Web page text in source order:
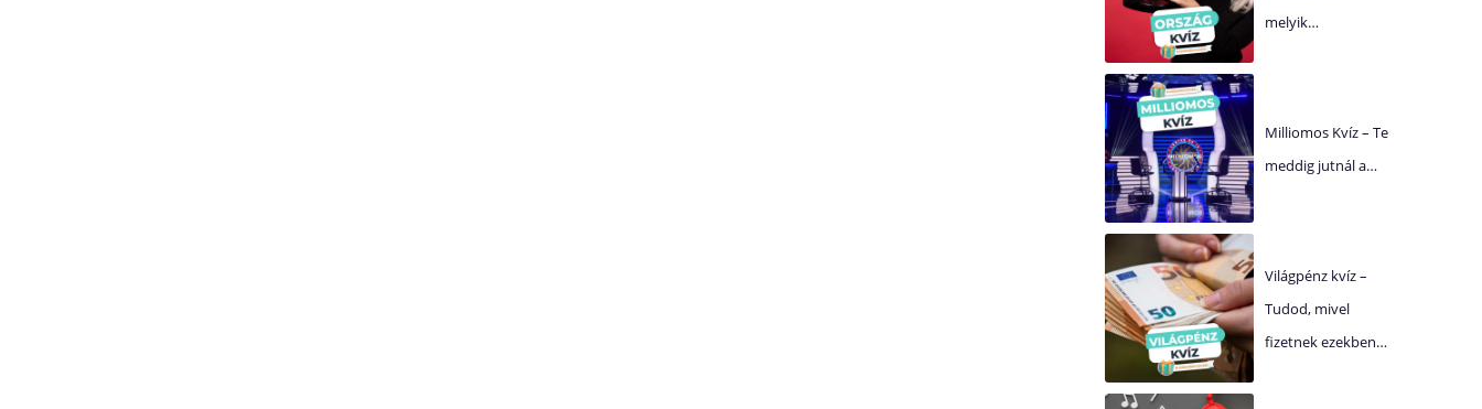
melyik…
Milliomos Kvíz – Te
meddig jutnál a…
Világpénz kvíz –
Tudod, mivel
fizetnek ezekben…